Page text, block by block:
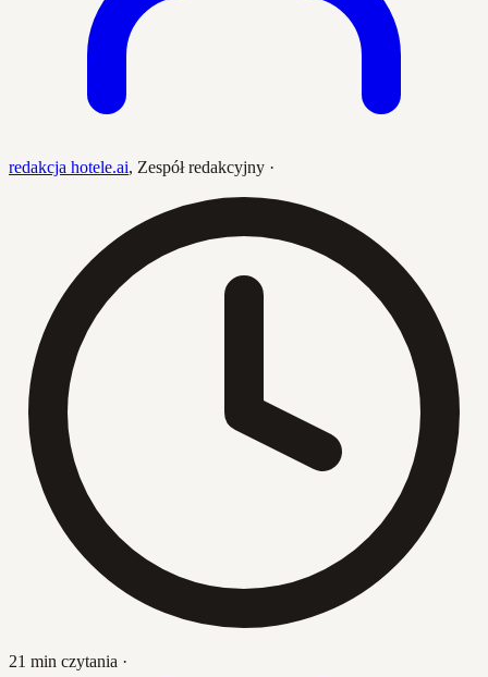
redakcja hotele.ai, Zespół redakcyjny ·
21 min czytania ·